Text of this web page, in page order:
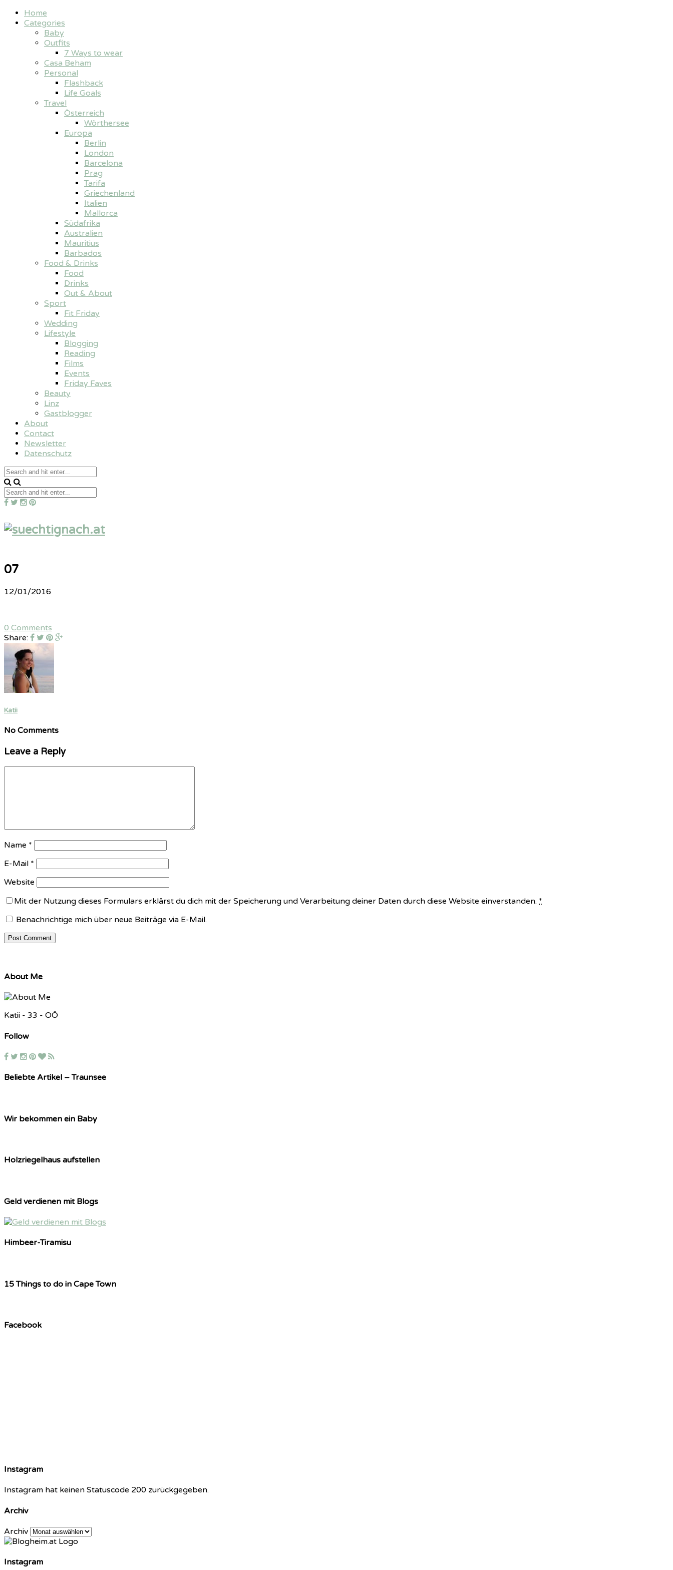
Home
Categories
Baby
Outfits
7 Ways to wear
Casa Beham
Personal
Flashback
Life Goals
Travel
Österreich
Wörthersee
Europa
Berlin
London
Barcelona
Prag
Tarifa
Griechenland
Italien
Mallorca
Südafrika
Australien
Mauritius
Barbados
Food & Drinks
Food
Drinks
Out & About
Sport
Fit Friday
Wedding
Lifestyle
Blogging
Reading
Films
Events
Friday Faves
Beauty
Linz
Gastblogger
About
Contact
Newsletter
Datenschutz
07
12/01/2016
0 Comments
Share:
Katii
No Comments
Leave a Reply
Name *
E-Mail *
Website
Mit der Nutzung dieses Formulars erklärst du dich mit der Speicherung und Verarbeitung deiner Daten durch diese Website einverstanden. *
Benachrichtige mich über neue Beiträge via E-Mail.
About Me
Katii - 33 - OÖ
Follow
Beliebte Artikel – Traunsee
Wir bekommen ein Baby
Holzriegelhaus aufstellen
Geld verdienen mit Blogs
Himbeer-Tiramisu
15 Things to do in Cape Town
Facebook
Instagram
Instagram hat keinen Statuscode 200 zurückgegeben.
Archiv
Archiv
Instagram